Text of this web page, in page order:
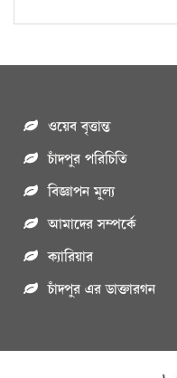
ওয়েব বৃত্তান্ত
চাঁদপুর পরিচিতি
বিজ্ঞাপন মুল্য
আমাদের সম্পর্কে
ক্যারিয়ার
চাঁদপুর এর ডাক্তারগন